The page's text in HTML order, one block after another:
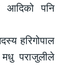
आदिको पनि
हरिगोपाल
मधु पराजुलीले